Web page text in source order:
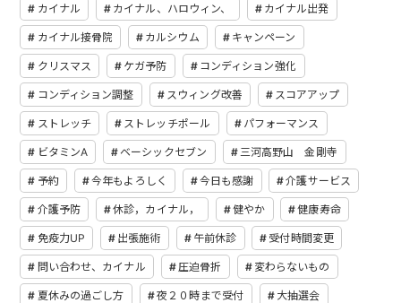
カイナル カイナル、ハロウィン、 カイナル出発
カイナル接骨院 カルシウム キャンペーン
クリスマス ケガ予防 コンディション強化
コンディション調整 スウィング改善 スコアアップ
ストレッチ ストレッチポール パフォーマンス
ビタミンA ベーシックセブン 三河高野山 金剛寺
予約 今年もよろしく 今日も感謝 介護サービス
介護予防 休診，カイナル， 健やか 健康寿命
免疫力UP 出張施術 午前休診 受付時間変更
問い合わせ、カイナル 圧迫骨折 変わらないもの
夏休みの過ごし方 夜２０時まで受付 大抽選会